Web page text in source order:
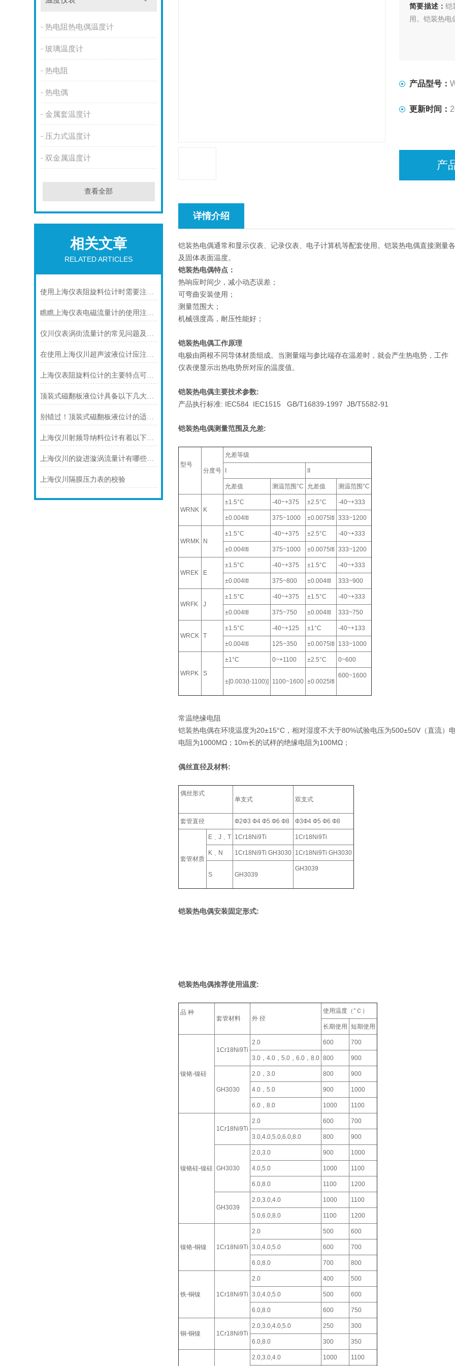
热电阻热电偶温度计
玻璃温度计
热电阻
热电偶
金属套温度计
压力式温度计
双金属温度计
查看全部
相关文章
RELATED ARTICLES
使用上海仪表阻旋料位计时需要注意的一些事项
瞧瞧上海仪表电磁流量计的使用注意事项
仪川仪表涡街流量计的常见问题及解决方法如下
在使用上海仪川超声波液位计应注间的现场条件
上海仪表阻旋料位计的主要特点可归纳如下
顶装式磁翻板液位计具备以下几大主要特点
别错过！顶装式磁翻板液位计的适用版图，一文解锁核心场景
上海仪川射频导纳料位计有着以下几大技术特点
上海仪川的旋进漩涡流量计有哪些应用案例
上海仪川隔膜压力表的校验
简要描述： 铠
用。铠装热
产品型号：
更新时间：
产
详情介绍
铠装热电偶通常和显示仪表、记录仪表、电子计算机等配套使用。铠装热电偶直接测量
及固体表面温度。
铠装热电偶特点：
热响应时间少，减小动态误差；
可弯曲安装使用；
测量范围大；
机械强度高，耐压性能好；
铠装热电偶工作原理
电极由两根不同导体材质组成。当测量端与参比端存在温差时，就会产生热电势，工作
仪表便显示出热电势所对应的温度值。
铠装热电偶主要技术参数:
产品执行标准: IEC584 IEC1515 GB/T16839-1997 JB/T5582-91
铠装热电偶测量范围及允差:
型号
分度号
允差等级
允差值 测温范围°C 允差值 测温范围°C
WRNK K
±1.5°C -40~+375 ±2.5°C -40~+333
±0.004ltl 375~1000 ±0.0075ltl 333~1200
WRMK N
±1.5°C -40~+375 ±2.5°C -40~+333
±0.004ltl 375~1000 ±0.0075ltl 333~1200
WREK E
±1.5°C -40~+375 ±1.5°C -40~+333
±0.004ltl 375~800 ±0.004ltl 333~900
WRFK J
±1.5°C -40~+375 ±1.5°C -40~+333
±0.004ltl 375~750 ±0.004ltl 333~750
WRCK T
±1.5°C -40~+125 ±1°C -40~+133
±0.004ltl 125~350 ±0.0075ltl 133~1000
WRPK S
±1°C 0~+1100 ±2.5°C 0~600
±[0.003(t-1100)] 1100~1600 ±0.0025ltl
600~1600
常温绝缘电阻
铠装热电偶在环境温度为20±15°C，相对湿度不大于80%试验电压为500±50V（直流
电阻为1000MΩ；10m长的试样的绝缘电阻为100MΩ；
偶丝直径及材料:
偶丝形式
单支式
双支式
套管直径 Ф2Ф3 Ф4 Ф5 Ф6 Ф8 Ф3Ф4 Ф5 Ф6 Ф8
套管材质
E﹑J﹑T 1Cr18Ni9Ti 1Cr18Ni9Ti
K﹑N 1Cr18Ni9Ti GH3030 1Cr18Ni9Ti GH3030
S GH3039
GH3039
铠装热电偶安装固定形式:
铠装热电偶推荐使用温度:
品 种
套管材料
外 径
使用温度（°Ｃ）
长期使用 短期使用
镍铬-镍硅
1Cr18Ni9Ti
2.0 600 700
3.0，4.0，5.0，6.0，8.0 800 900
GH3030
2.0，3.0 800 900
4.0，5.0 900 1000
6.0，8.0 1000 1100
镍铬硅-镍硅
1Cr18Ni9Ti
2.0 600 700
3.0,4.0,5.0,6.0,8.0 800 900
GH3030
2.0,3.0 900 1000
4.0,5.0 1000 1100
6.0,8.0 1100 1200
GH3039
2.0,3.0,4.0 1000 1100
5.0,6.0,8.0 1100 1200
镍铬-铜镍 1Cr18Ni9Ti
2.0 500 600
3.0,4.0,5.0 600 700
6.0,8.0 700 800
铁-铜镍 1Cr18Ni9Ti
2.0 400 500
3.0,4.0,5.0 500 600
6.0,8.0 600 750
铜-铜镍 1Cr18Ni9Ti
2.0,3.0,4.0,5.0 250 300
6.0,8.0 300 350
2.0,3.0,4.0 1000 1100